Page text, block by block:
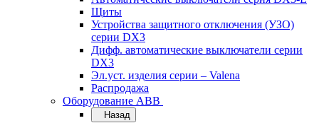
Щиты
Устройства защитного отключения (УЗО)
серии DX3
Дифф. автоматические выключатели серии
DX3
Эл.уст. изделия серии – Valena
Распродажа
Оборудование АВВ
Назад